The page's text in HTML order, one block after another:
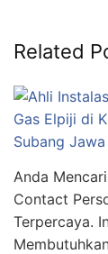
Related
Anda
Contact
Terpercaya.